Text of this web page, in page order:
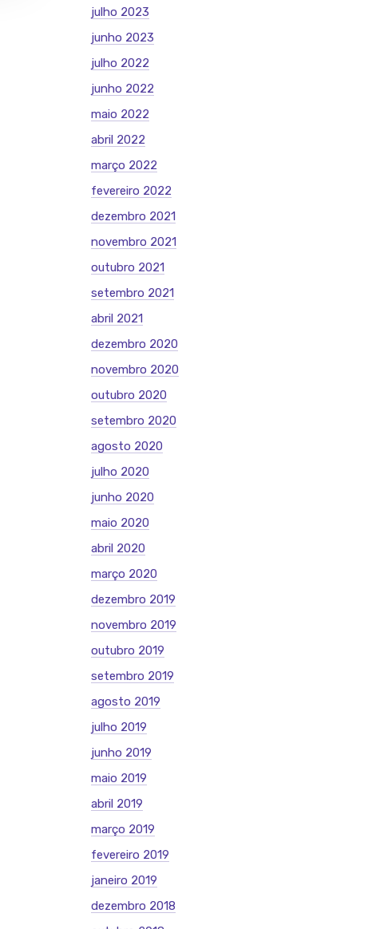
julho 2023
junho 2023
julho 2022
junho 2022
maio 2022
abril 2022
março 2022
fevereiro 2022
dezembro 2021
novembro 2021
outubro 2021
setembro 2021
abril 2021
dezembro 2020
novembro 2020
outubro 2020
setembro 2020
agosto 2020
julho 2020
junho 2020
maio 2020
abril 2020
março 2020
dezembro 2019
novembro 2019
outubro 2019
setembro 2019
agosto 2019
julho 2019
junho 2019
maio 2019
abril 2019
março 2019
fevereiro 2019
janeiro 2019
dezembro 2018